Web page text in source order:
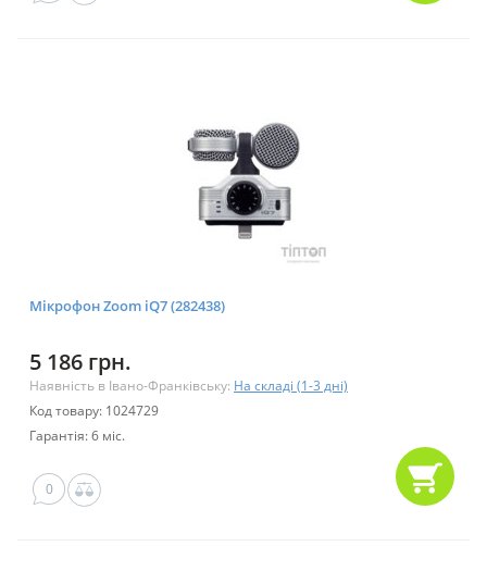
Мікрофон Zoom iQ7 (282438)
5 186 грн.
Наявність в Івано-Франківську: На складі (1-3 дні)
Код товару: 1024729
Гарантія: 6 міс.
0